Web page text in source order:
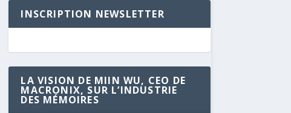
INSCRIPTION NEWSLETTER
LA VISION DE MIIN WU, CEO DE
MACRONIX, SUR L’INDUSTRIE
DES MÉMOIRES